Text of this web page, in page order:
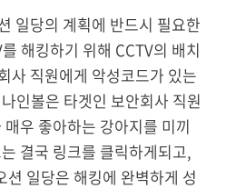
일당의 계획에 반드시 필요한
해킹하기 위해 CCTV의 배치
사 직원에게 악성코드가 있는
인볼은 타겟인 보안회사 직원
우 좋아하는 강아지를 미끼
결국 링크를 클릭하게되고,
일당은 해킹에 완벽하게 성